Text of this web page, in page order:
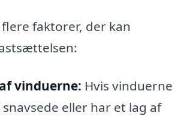
faktorer, der kan
vinduerne: Hvis vinduerne
eller har et lag af